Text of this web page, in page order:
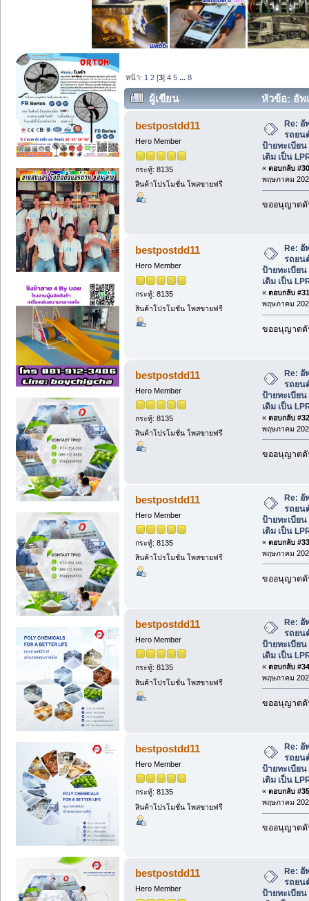
หน้า: 1 2 [3]4 5 ...8
ผู้เขียน
หัวข้อ: อัพ
ป้ายทะเบียน จากระบบทาบบัตรเดิม เป็
bestpostdd11
Hero Member
กระทู้: 8135
สินค้าโปรโมชั่น โพสขายฟรี
Re: อั
รถยน
ป้ายทะเบีย
เดิม เป็น
« ตอบกลับ
พฤษภาคม
ขออนุญาตดั
bestpostdd11
Hero Member
กระทู้: 8135
สินค้าโปรโมชั่น โพสขายฟรี
Re: อั
รถยน
ป้ายทะเบีย
เดิม เป็น
« ตอบกลับ
พฤษภาคม
ขออนุญาตดั
bestpostdd11
Hero Member
กระทู้: 8135
สินค้าโปรโมชั่น โพสขายฟรี
Re: อั
รถยน
ป้ายทะเบีย
เดิม เป็น
« ตอบกลับ
พฤษภาคม
ขออนุญาตดั
bestpostdd11
Hero Member
กระทู้: 8135
สินค้าโปรโมชั่น โพสขายฟรี
Re: อั
รถยน
ป้ายทะเบีย
เดิม เป็น
« ตอบกลับ
พฤษภาคม
ขออนุญาตดั
bestpostdd11
Hero Member
กระทู้: 8135
สินค้าโปรโมชั่น โพสขายฟรี
Re: อั
รถยน
ป้ายทะเบีย
เดิม เป็น
« ตอบกลับ
พฤษภาคม
ขออนุญาตดั
bestpostdd11
Hero Member
กระทู้: 8135
สินค้าโปรโมชั่น โพสขายฟรี
Re: อั
รถยน
ป้ายทะเบีย
เดิม เป็น
« ตอบกลับ
พฤษภาคม
ขออนุญาตดั
bestpostdd11
Hero Member
Re: อั
รถยน
ป้ายทะเบีย